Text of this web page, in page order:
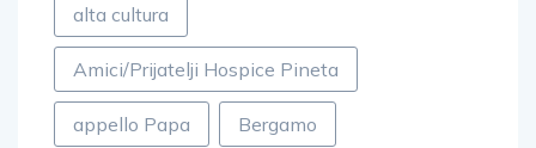
alta cultura
Amici/Prijatelji Hospice Pineta
appello Papa Bergamo